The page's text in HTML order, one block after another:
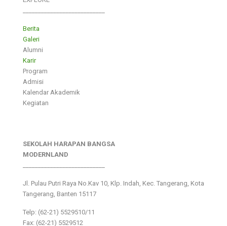
Berita
Galeri
Alumni
Karir
Program
Admisi
Kalendar Akademik
Kegiatan
SEKOLAH HARAPAN BANGSA
MODERNLAND
Jl. Pulau Putri Raya No.Kav 10, Klp. Indah, Kec. Tangerang, Kota
Tangerang, Banten 15117
Telp: (62-21) 5529510/11
Fax: (62-21) 5529512